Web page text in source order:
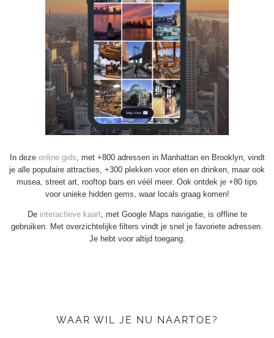
In deze online gids , met +800 adressen in Manhattan en Brooklyn, vindt
je alle populaire attracties, +300 plekken voor eten en drinken, maar ook
musea, street art, rooftop bars en véél meer. Ook ontdek je +80 tips
voor unieke hidden gems, waar locals graag komen!
De interactieve kaart, met Google Maps navigatie, is offline te
gebruiken. Met overzichtelijke filters vindt je snel je favoriete adressen.
Je hebt voor altijd toegang.
WAAR WIL JE NU NAARTOE?